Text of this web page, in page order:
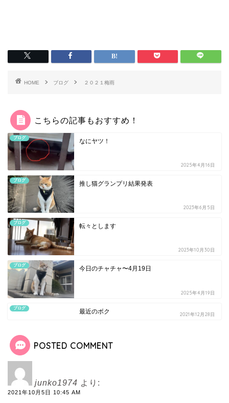
HOME ブログ ２０２１梅雨
こちらの記事もおすすめ！
ブログ なにヤツ！
2025年4月16日
ブログ 推し猫グランプリ結果発表
2023年6月5日
ブログ 転々とします
2023年10月30日
ブログ 今日のチャチャ〜4月19日
2025年4月19日
ブログ 最近のボク 2021年12月28日
POSTED COMMENT
junko1974 より:
2021年10月5日 10:45 AM